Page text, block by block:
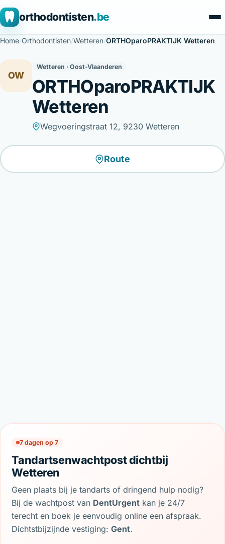
orthodontisten.be
Home/Orthodontisten/Wetteren/ORTHOparoPRAKTIJK Wetteren
OW
Wetteren · Oost-Vlaanderen
ORTHOparoPRAKTIJK
Wetteren
Wegvoeringstraat 12, 9230 Wetteren
Route
7 dagen op 7
Tandartsenwachtpost dichtbij
Wetteren
Geen plaats bij je tandarts of dringend hulp nodig?
Bij de wachtpost van DentUrgent kan je 24/7
terecht en boek je eenvoudig online een afspraak.
Dichtstbijzijnde vestiging:Gent.